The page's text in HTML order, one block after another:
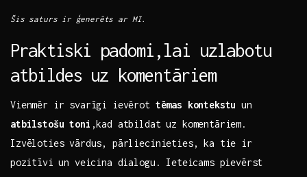
Šis saturs ir⁣ ģenerēts ar MI.
Praktiski padomi,lai uzlabotu
atbildes⁤ uz komentāriem
Vienmēr​ ir svarīgi ievērot tēmas kontekstu un
atbilstošu‌ toni ,kad atbildat uz komentāriem.⁣
Izvēloties vārdus, pārliecinieties, ka tie ‌ir
⁢pozitīvi‍ un veicina dialogu. Ieteicams pievērst